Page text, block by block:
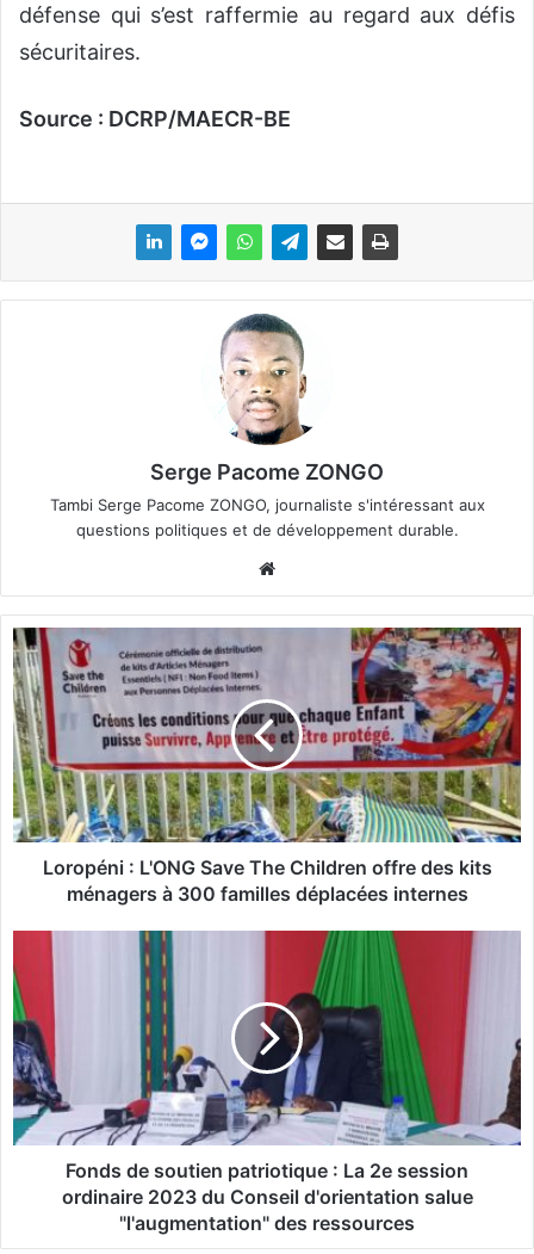
défense qui s’est raffermie au regard aux défis
sécuritaires.
Source : DCRP/MAECR-BE
Serge Pacome ZONGO
Tambi Serge Pacome ZONGO, journaliste s'intéressant aux
questions politiques et de développement durable.
bsi
te
L
o
r
o
p
é
n
i
:
G
S
a
v
e
T
h
e
Loropéni : L'ONG Save The Children offre des kits
ménagers à 300 familles déplacées internes
o
n
d
s
d
e
s
o
Fonds de soutien patriotique : La 2e session
ordinaire 2023 du Conseil d'orientation salue
"l'augmentation" des ressources